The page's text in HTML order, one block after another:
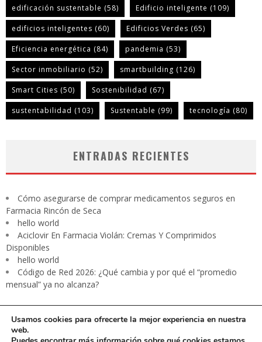
edificación sustentable (58) Edificio inteligente (109)
edificios inteligentes (60) Edificios Verdes (65)
Eficiencia energética (84) pandemia (53)
Sector inmobiliario (52) smartbuilding (126)
Smart Cities (50) Sostenibilidad (67)
sustentabilidad (103) Sustentable (99) tecnología (80)
ENTRADAS RECIENTES
Cómo asegurarse de comprar medicamentos seguros en
Farmacia Rincón de Seca
hello world
Aciclovir En Farmacia Violán: Cremas Y Comprimidos
Disponibles
hello world
Código de Red 2026: ¿Qué cambia y por qué el “promedio
mensual” ya no alcanza?
Usamos cookies para ofrecerte la mejor experiencia en nuestra
web.